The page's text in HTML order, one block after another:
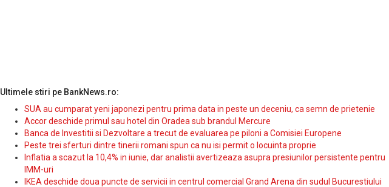
Ultimele stiri pe BankNews.ro:
SUA au cumparat yeni japonezi pentru prima data in peste un deceniu, ca semn de prietenie
Accor deschide primul sau hotel din Oradea sub brandul Mercure
Banca de Investitii si Dezvoltare a trecut de evaluarea pe piloni a Comisiei Europene
Peste trei sferturi dintre tinerii romani spun ca nu isi permit o locuinta proprie
Inflatia a scazut la 10,4% in iunie, dar analistii avertizeaza asupra presiunilor persistente pentru
IMM-uri
IKEA deschide doua puncte de servicii in centrul comercial Grand Arena din sudul Bucurestiului